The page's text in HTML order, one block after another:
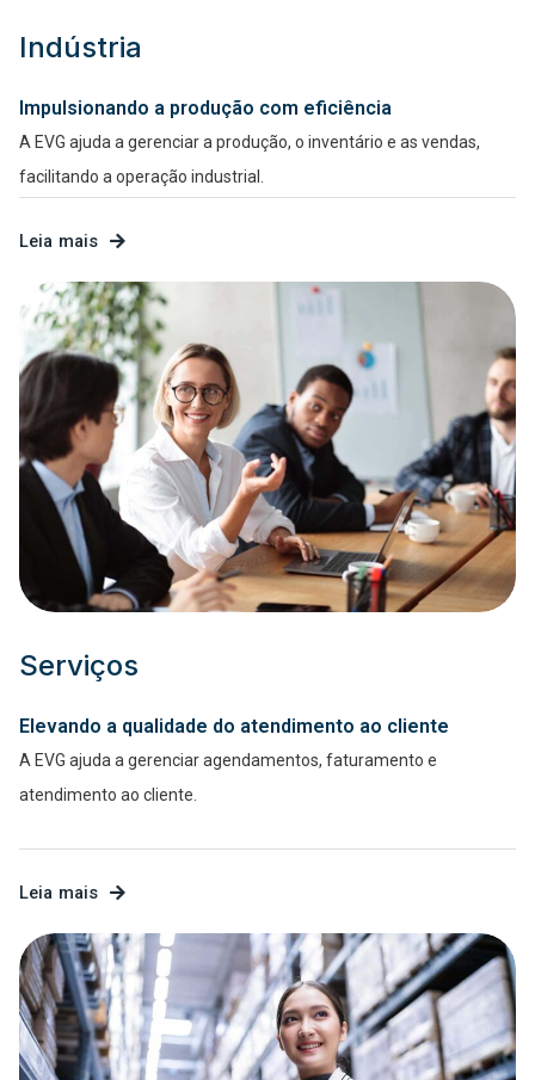
Indústria
Impulsionando a produção com eficiência
A EVG ajuda a gerenciar a produção, o inventário e as vendas,
facilitando a operação industrial.
Leia mais
Serviços
Elevando a qualidade do atendimento ao cliente
A EVG ajuda a gerenciar agendamentos, faturamento e
atendimento ao cliente.
Leia mais